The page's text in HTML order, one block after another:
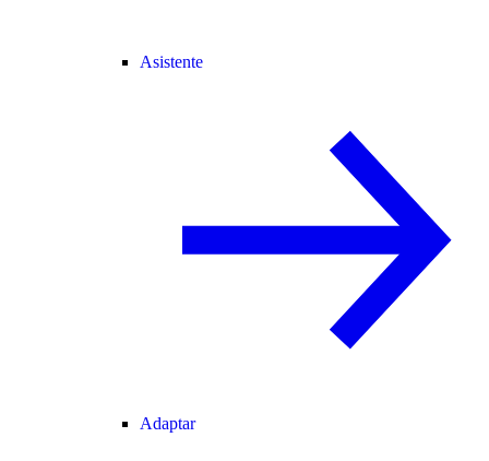
Asistente
Adaptar